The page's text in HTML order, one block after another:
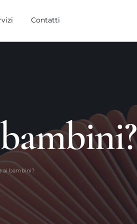
Contatti
ai bambini?